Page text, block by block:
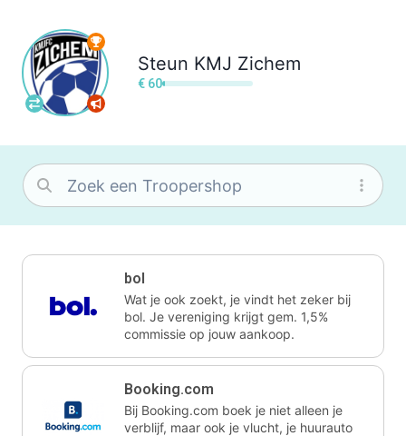
Steun KMJ Zichem
€ 60
bol
Wat je ook zoekt, je vindt het zeker bij
bol. Je vereniging krijgt gem. 1,5%
commissie op jouw aankoop.
Booking.com
Bij Booking.com boek je niet alleen je
verblijf, maar ook je vlucht, je huurauto